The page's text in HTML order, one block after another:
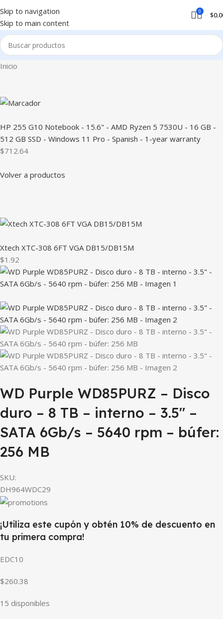
Skip to navigation
Skip to main content
0 $
Inicio
HP 255 G10 Notebook - 15.6" - AMD Ryzen 5 7530U - 16 GB -
512 GB SSD - Windows 11 Pro - Spanish - 1-year warranty
$712.64
Volver a productos
Xtech XTC-308 6FT VGA DB15/DB15M
$1.92
WD Purple WD85PURZ – Disco
duro – 8 TB – interno – 3.5″ –
SATA 6Gb/s – 5640 rpm – búfer:
256 MB
SKU:
DH964WDC29
¡Utiliza este cupón y obtén 10% de descuento en
tu primera compra!
EDC10
$260.38
15 disponibles